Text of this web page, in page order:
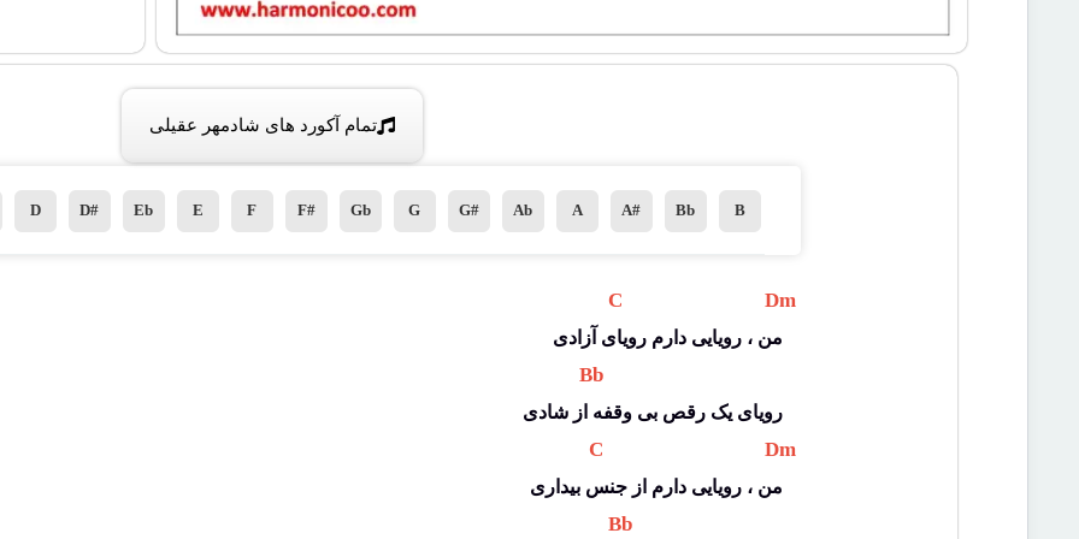
تمام آکورد های شادمهر عقیلی
B
Bb
A#
A
Ab
G#
G
Gb
F#
F
E
Eb
D#
D
C Dm
من ، رویایی دارم رویای آزادی
Bb
رویای یک رقص بی وقفه از شادی
C Dm
من ، رویایی دارم از جنس بیداری
Bb